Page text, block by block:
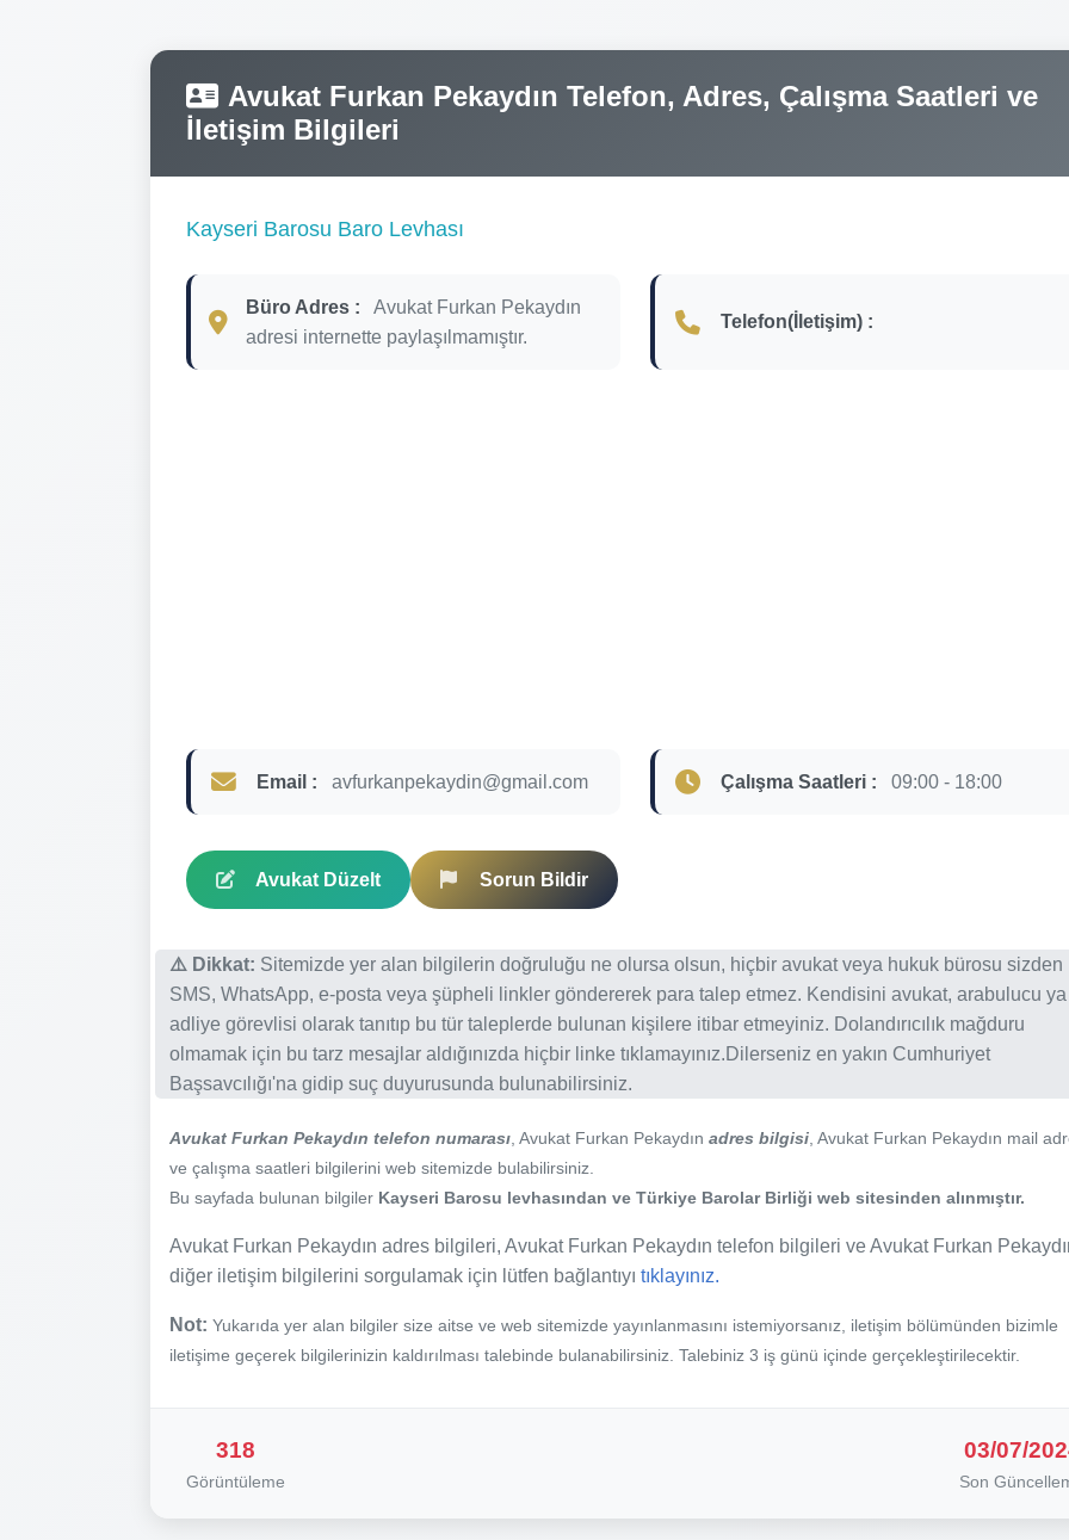
Avukat Furkan Pekaydın Telefon, Adres, Çalışma Saatleri ve
İletişim Bilgileri
Kayseri Barosu Baro Levhası
Büro Adres :
Avukat Furkan Pekaydın
adresi internette paylaşılmamıştır.
Telefon(İletişim) :
Email : avfurkanpekaydin@gmail.com Çalışma Saatleri : 09:00 - 18:00
Avukat Düzelt Sorun Bildir
⚠️ Dikkat: Sitemizde yer alan bilgilerin doğruluğu ne olursa olsun, hiçbir avukat veya hukuk bürosu sizden
SMS, WhatsApp, e-posta veya şüpheli linkler göndererek para talep etmez. Kendisini avukat, arabulucu
adliye görevlisi olarak tanıtıp bu tür taleplerde bulunan kişilere itibar etmeyiniz. Dolandırıcılık mağduru
olmamak için bu tarz mesajlar aldığınızda hiçbir linke tıklamayınız.Dilerseniz en yakın Cumhuriyet
Başsavcılığı'na gidip suç duyurusunda bulunabilirsiniz.
Avukat Furkan Pekaydın telefon numarası , Avukat Furkan Pekaydın adres bilgisi , Avukat Furkan Pekaydın mail
ve çalışma saatleri bilgilerini web sitemizde bulabilirsiniz.
Bu sayfada bulunan bilgiler Kayseri Barosu levhasından ve Türkiye Barolar Birliği web sitesinden alınmıştır.
Avukat Furkan Pekaydın adres bilgileri, Avukat Furkan Pekaydın telefon bilgileri ve Avukat Furkan
diğer iletişim bilgilerini sorgulamak için lütfen bağlantıyı tıklayınız.
Not: Yukarıda yer alan bilgiler size aitse ve web sitemizde yayınlanmasını istemiyorsanız, iletişim bölümünden bizimle
iletişime geçerek bilgilerinizin kaldırılması talebinde bulanabilirsiniz. Talebiniz 3 iş günü içinde gerçekleştirilecektir.
318
Görüntüleme
03/07/
Son